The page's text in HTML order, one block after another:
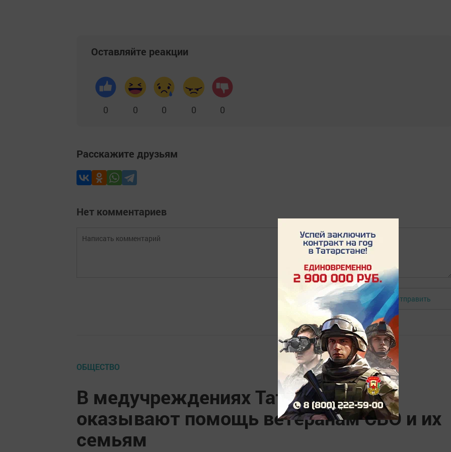
Оставляйте реакции
0 0 0 0 0
Расскажите друзьям
Нет комментариев
Авторизоваться Отправить
ОБЩЕСТВО
В медучреждениях Татарстана
оказывают помощь ветеранам СВО и их
семьям